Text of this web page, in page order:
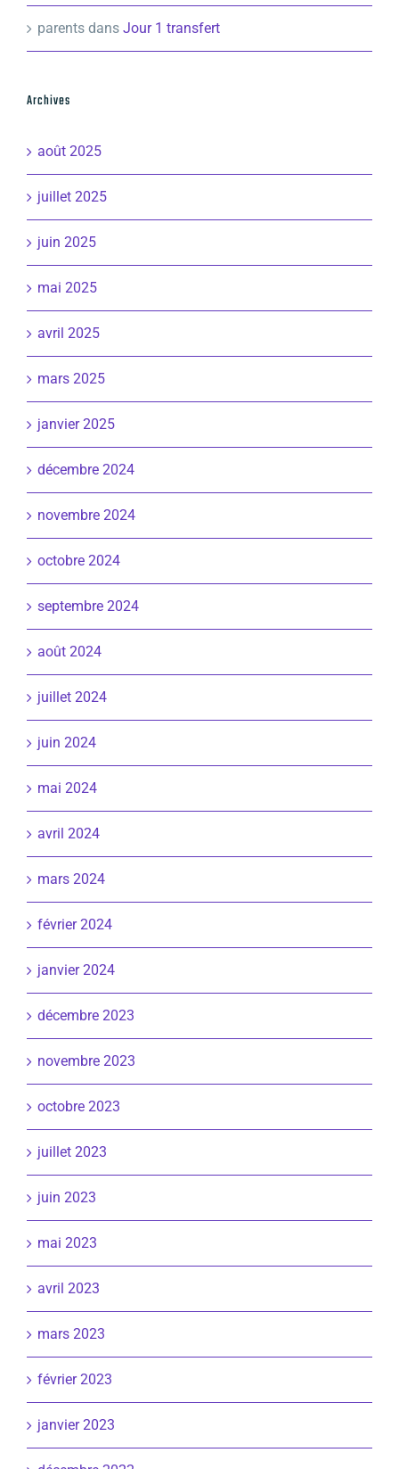
parents dans Jour 1 transfert
Archives
août 2025
juillet 2025
juin 2025
mai 2025
avril 2025
mars 2025
janvier 2025
décembre 2024
novembre 2024
octobre 2024
septembre 2024
août 2024
juillet 2024
juin 2024
mai 2024
avril 2024
mars 2024
février 2024
janvier 2024
décembre 2023
novembre 2023
octobre 2023
juillet 2023
juin 2023
mai 2023
avril 2023
mars 2023
février 2023
janvier 2023